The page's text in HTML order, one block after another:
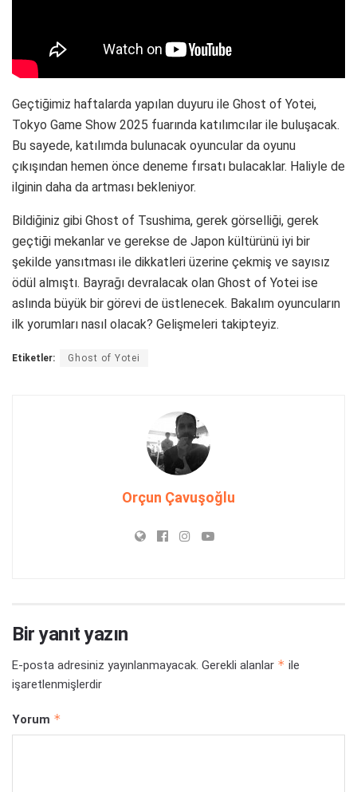
Geçtiğimiz haftalarda yapılan duyuru ile Ghost of Yotei,
Tokyo Game Show 2025 fuarında katılımcılar ile buluşacak.
Bu sayede, katılımda bulunacak oyuncular da oyunu
çıkışından hemen önce deneme fırsatı bulacaklar. Haliyle de
ilginin daha da artması bekleniyor.
Bildiğiniz gibi Ghost of Tsushima, gerek görselliği, gerek
geçtiği mekanlar ve gerekse de Japon kültürünü iyi bir
şekilde yansıtması ile dikkatleri üzerine çekmiş ve sayısız
ödül almıştı. Bayrağı devralacak olan Ghost of Yotei ise
aslında büyük bir görevi de üstlenecek. Bakalım oyuncuların
ilk yorumları nasıl olacak? Gelişmeleri takipteyiz.
Etiketler: Ghost of Yotei
Orçun Çavuşoğlu
Bir yanıt yazın
E-posta adresiniz yayınlanmayacak. Gerekli alanlar * ile
işaretlenmişlerdir
Yorum *